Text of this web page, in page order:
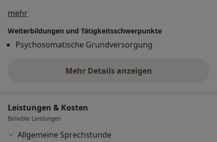
mehrÜber mich
Weiterbildungen und Tätigkeitsschwerpunkte
Psychosomatische Grundversorgung
Mehr Details anzeigen
über Erfahrungen
Leistungen & Kosten
Beliebte Leistungen
Allgemeine Sprechstunde